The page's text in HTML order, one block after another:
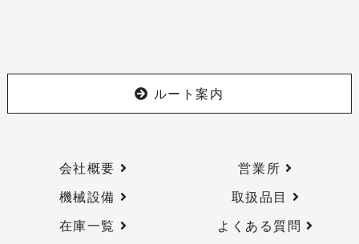
ルート案内
会社概要
営業所
機械設備
取扱品目
在庫一覧
よくある質問